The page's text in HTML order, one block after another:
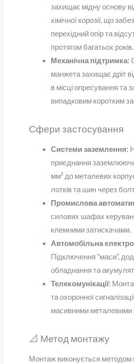
захищає мідну основу
хімічної корозії, що
перехідний опір та
протягом багатьох років.
Механічна підтримка:
манжета захищає дріт
в місці опресування та
випадковим коротким
Сфери застосування
Системи заземлення:
приєднання
мм² до металевих
лотків та шин через
Промислова
силових шафах
клемними затискачами.
Автомобільна
Підключення “маси”,
обладнання та
Телекомунікації:
та охоронної
масивними
📐 Метод монтажу
Монтаж виконується методом